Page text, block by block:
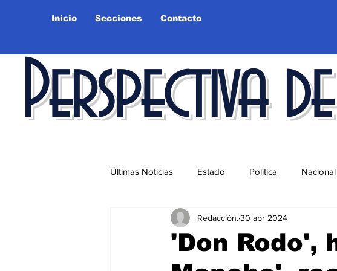
Inicio Secciones Contacto
Perspectiva
Últimas Noticias Estado Política Nacional
Educación Ciudad Salud
'Don Rodo',
Redacción. 30 abr 2024